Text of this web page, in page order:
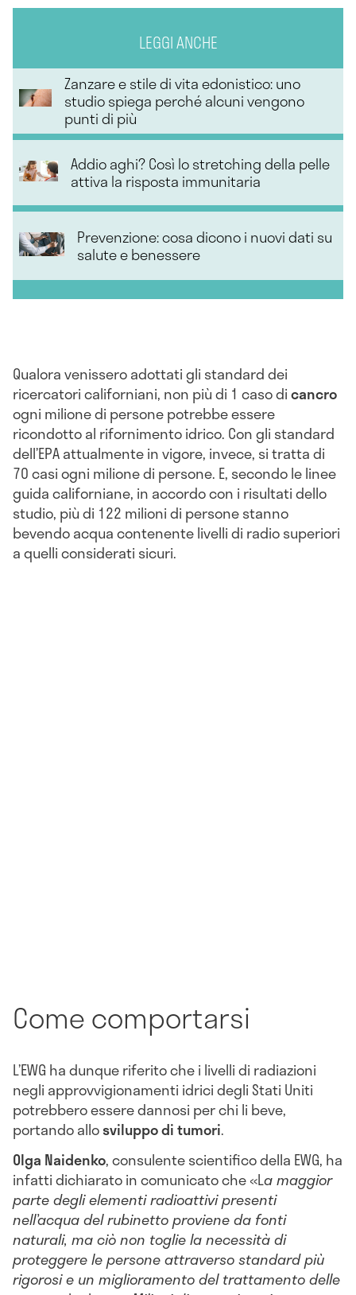
LEGGI ANCHE
Zanzare e stile di vita edonistico: uno
studio spiega perché alcuni vengono
punti di più
Addio aghi? Così lo stretching della pelle
attiva la risposta immunitaria
Prevenzione: cosa dicono i nuovi dati su
salute e benessere
Qualora venissero adottati gli standard dei
ricercatori californiani, non più di 1 caso dicancro
ogni milione di persone potrebbe essere
ricondotto al rifornimento idrico. Con gli standard
dell’EPA attualmente in vigore, invece, si tratta di
70 casi ogni milione di persone. E, secondo le linee
guida californiane, in accordo con i risultati dello
studio, più di 122 milioni di persone stanno
bevendo acqua contenente livelli di radio superiori
a quelli considerati sicuri.
Come comportarsi
L’EWG ha dunque riferito che i livelli di radiazioni
negli approvvigionamenti idrici degli Stati Uniti
potrebbero essere dannosi per chi li beve,
portando allosviluppo di tumori.
Olga Naidenko, consulente scientifico della EWG, ha
infatti dichiarato in comunicato che «La maggior
parte degli elementi radioattivi presenti
nell’acqua del rubinetto proviene da fonti
naturali, ma ciò non toglie la necessità di
proteggere le persone attraverso standard più
rigorosi e un miglioramento del trattamento delle